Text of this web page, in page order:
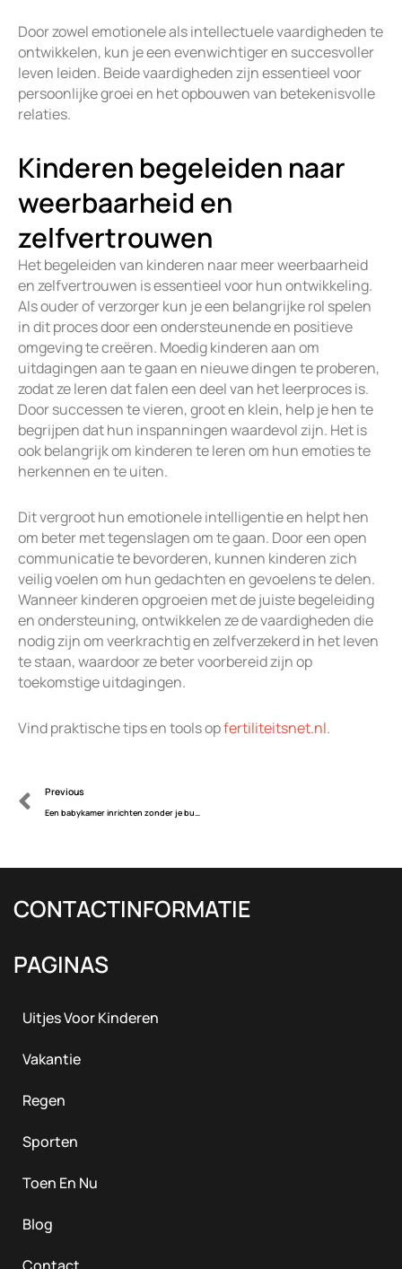
Door zowel emotionele als intellectuele vaardigheden te
ontwikkelen, kun je een evenwichtiger en succesvoller
leven leiden. Beide vaardigheden zijn essentieel voor
persoonlijke groei en het opbouwen van betekenisvolle
relaties.
Kinderen begeleiden naar
weerbaarheid en
zelfvertrouwen
Het begeleiden van kinderen naar meer weerbaarheid
en zelfvertrouwen is essentieel voor hun ontwikkeling.
Als ouder of verzorger kun je een belangrijke rol spelen
in dit proces door een ondersteunende en positieve
omgeving te creëren. Moedig kinderen aan om
uitdagingen aan te gaan en nieuwe dingen te proberen,
zodat ze leren dat falen een deel van het leerproces is.
Door successen te vieren, groot en klein, help je hen te
begrijpen dat hun inspanningen waardevol zijn. Het is
ook belangrijk om kinderen te leren om hun emoties te
herkennen en te uiten.
Dit vergroot hun emotionele intelligentie en helpt hen
om beter met tegenslagen om te gaan. Door een open
communicatie te bevorderen, kunnen kinderen zich
veilig voelen om hun gedachten en gevoelens te delen.
Wanneer kinderen opgroeien met de juiste begeleiding
en ondersteuning, ontwikkelen ze de vaardigheden die
nodig zijn om veerkrachtig en zelfverzekerd in het leven
te staan, waardoor ze beter voorbereid zijn op
toekomstige uitdagingen.
Vind praktische tips en tools opfertiliteitsnet.nl.
Prev
Previous
Een babykamer inrichten zonder je budget te overschrijden
CONTACTINFORMATIE
PAGINAS
Uitjes Voor Kinderen
Vakantie
Regen
Sporten
Toen En Nu
Blog